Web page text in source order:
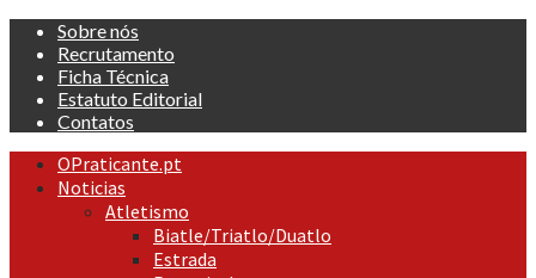
Skip
content
Sobre nós
Recrutamento
Ficha Técnica
Estatuto Editorial
Contatos
Primary
Menu
OPraticante.pt
Noticias
Atletismo
Biatle/Triatlo/Duatlo
Estrada